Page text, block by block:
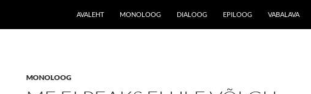
AVALEHT MONOLOOG DIALOOG EPILOOG VABALAVA
MONOLOOG